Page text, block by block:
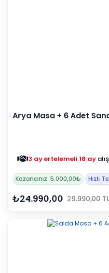
Arya Masa + 6 Adet
3 ay ertelemeli 18 ay
Kazancınız: 5.000,00₺ Hızlı
₺24.990,00 29.990,00 TL